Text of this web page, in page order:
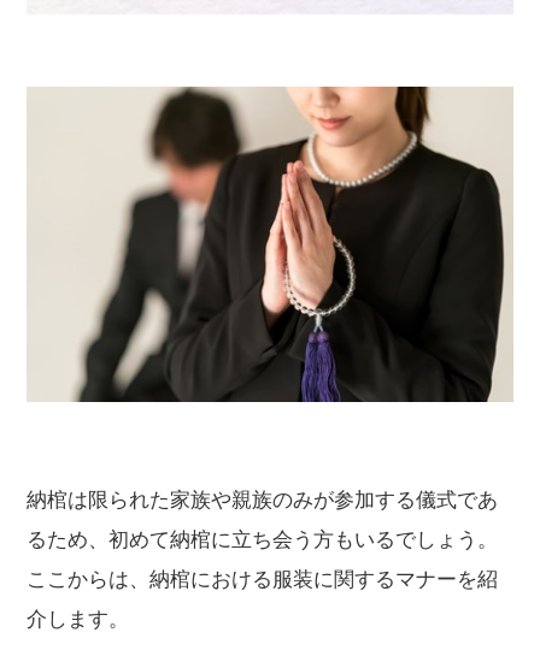
納棺は限られた家族や親族のみが参加する儀式であ
るため、初めて納棺に立ち会う方もいるでしょう。
ここからは、納棺における服装に関するマナーを紹
介します。